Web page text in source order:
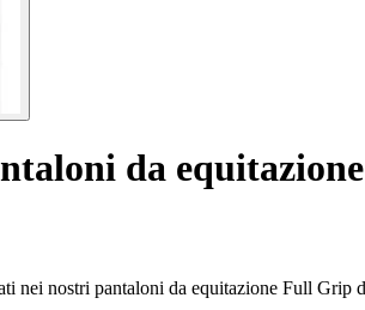
da
nei nostri pantaloni da equitazione Full